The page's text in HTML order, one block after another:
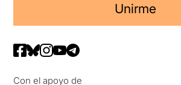
Unirme
Con el apoyo de